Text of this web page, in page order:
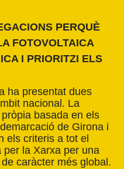
PERQUÈ
FOTOVOLTAICA
I PRIORITZI ELS
ha presentat dues
nacional. La
basada en els
de Girona i
els criteris a tot el
la Xarxa per una
caràcter més global.